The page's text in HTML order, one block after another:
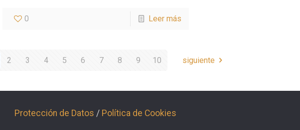
0 Leer más
2 3 4 5 6 7 8 9 10 siguiente
Protección de Datos / Política de Cookies